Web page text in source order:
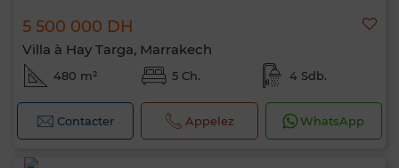
5 500 000 DH
Villa à Hay Targa, Marrakech
480 m² 5 Ch. 4 Sdb.
Contacter Appelez WhatsApp